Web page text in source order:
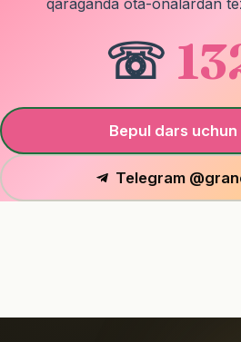
☏
Bepul dars uchun
Telegram